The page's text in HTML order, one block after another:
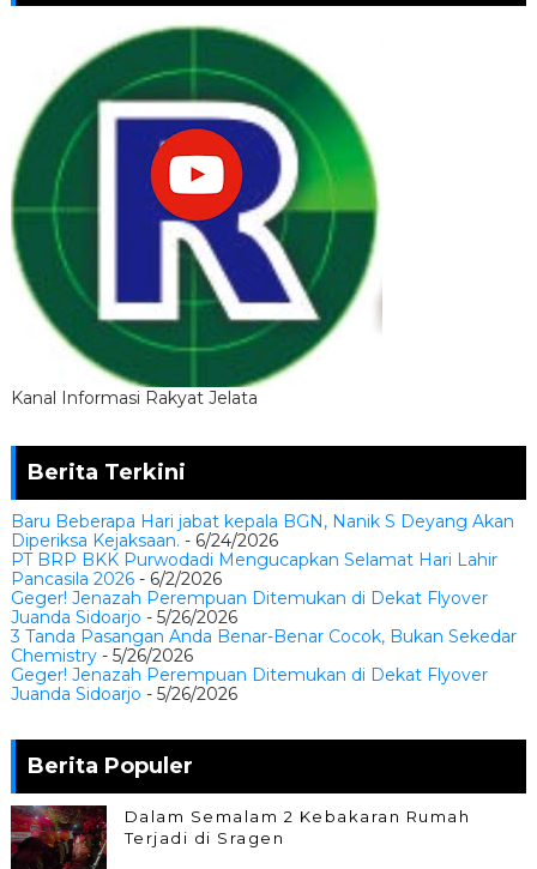
Kanal Informasi Rakyat Jelata
Berita Terkini
Baru Beberapa Hari jabat kepala BGN, Nanik S Deyang Akan
Diperiksa Kejaksaan. - 6/24/2026
PT BRP BKK Purwodadi Mengucapkan Selamat Hari Lahir
Pancasila 2026- 6/2/2026
Geger! Jenazah Perempuan Ditemukan di Dekat Flyover
Juanda Sidoarjo - 5/26/2026
3 Tanda Pasangan Anda Benar-Benar Cocok, Bukan Sekedar
Chemistry- 5/26/2026
Geger! Jenazah Perempuan Ditemukan di Dekat Flyover
Juanda Sidoarjo - 5/26/2026
Berita Populer
Dalam Semalam 2 Kebakaran Rumah
Terjadi di Sragen